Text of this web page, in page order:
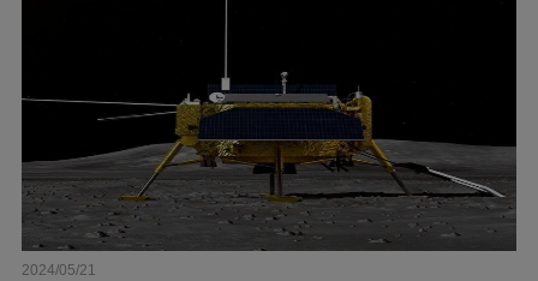
2024/05/21